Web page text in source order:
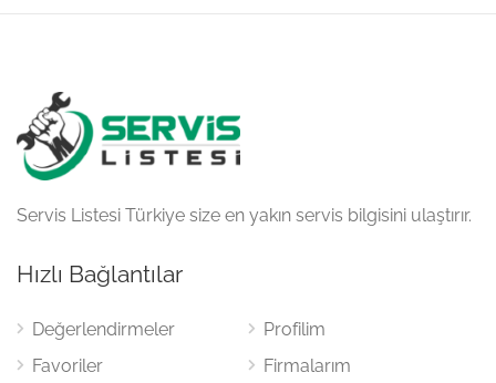
Servis Listesi Türkiye size en yakın servis bilgisini ulaştırır.
Hızlı Bağlantılar
Değerlendirmeler
Favoriler
Profilim
Firmalarım